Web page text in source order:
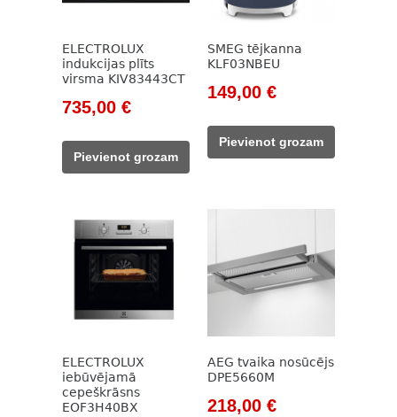
ELECTROLUX
indukcijas plīts
virsma KIV83443CT
Original
was:
963,00 €.
735,00 €Current
735,00 €.
Pievienot grozam
SMEG tējkanna
KLF03NBEU
Original
was:
171,00 €.
149,00 €Current
149,00 €.
Pievienot grozam
ELECTROLUX
iebūvējamā
cepeškrāsns
EOF3H40BX
AEG tvaika nosūcējs
DPE5660M
Original
218,00 €Current